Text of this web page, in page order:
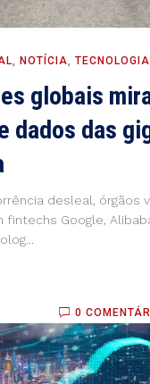
, NOTÍCIA, TECNOLOGIA
globais
dados das
desleal, órgãos
fintechs Google,
0